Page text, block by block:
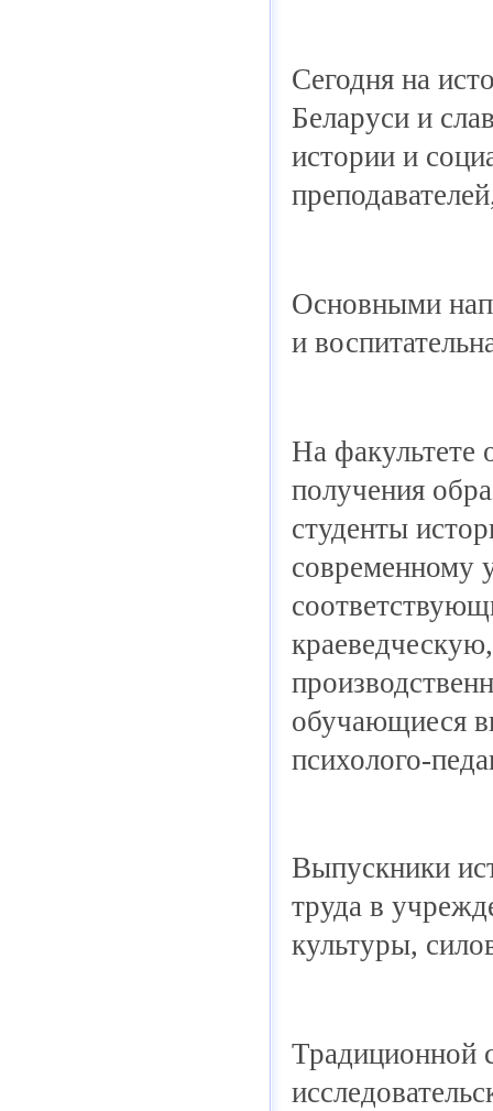
Сегодня на
Беларуси и
истории и
Основными
и
На факультете
получения
студенты
современному
обучающиеся
психолого-
Выпускники
труда в
культуры,
Традиционной